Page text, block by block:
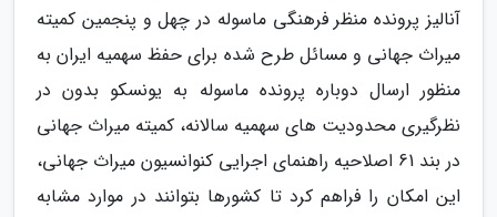
آنالیز پرونده منظر فرهنگی ماسوله در چهل و پنجمین کمیته
میراث جهانی و مسائل طرح شده برای حفظ سهمیه ایران به
منظور ارسال دوباره پرونده ماسوله به یونسکو بدون در
نظرگیری محدودیت های سهمیه سالانه، کمیته میراث جهانی
در بند 61 اصلاحیه راهنمای اجرایی کنوانسیون میراث جهانی،
این امکان را فراهم کرد تا کشورها بتوانند در موارد مشابه